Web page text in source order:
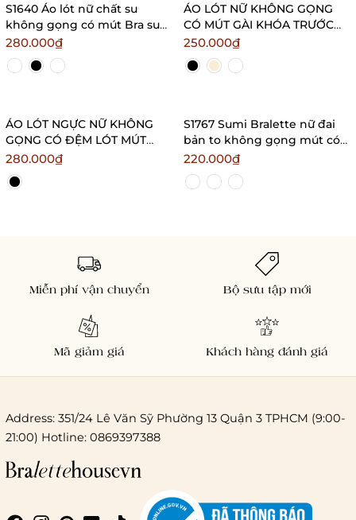
S1640 Áo lót nữ chất su
không gọng có mút Bra su
đan dây Bralettehousevn
280.000₫
ÁO LÓT NỮ KHÔNG GỌNG
CÓ MÚT GÀI KHÓA TRƯỚC
NÂNG NGỰC VỪA THOẢI MÁI
BRA COMFY BASIC S1544
Bralettehousevn
250.000₫
ÁO LÓT NGỰC NỮ KHÔNG
GỌNG CÓ ĐỆM LÓT MÚT
NÂNG NGỰC CHẤT SU
KHÔNG ĐƯỜNG VIỀN V CUP
BRALETTE S426
280.000₫
S1767 Sumi Bralette nữ đai
bản to không gọng mút có
thể tháo rời phong cách
năng động sporty
Bralettehousevn
220.000₫
Miễn phí vận chuyển Bộ sưu tập mới
Mã giảm giá Khách hàng đánh giá
Address: 351/24 Lê Văn Sỹ Phường 13 Quận 3 TPHCM (9:00-
21:00) Hotline: 0869397388